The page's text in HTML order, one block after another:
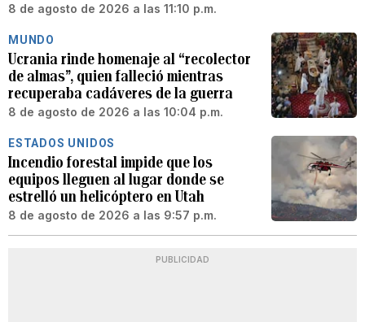
8 de agosto de 2026 a las 11:10 p.m.
MUNDO
Ucrania rinde homenaje al “recolector
de almas”, quien falleció mientras
recuperaba cadáveres de la guerra
8 de agosto de 2026 a las 10:04 p.m.
ESTADOS UNIDOS
Incendio forestal impide que los
equipos lleguen al lugar donde se
estrelló un helicóptero en Utah
8 de agosto de 2026 a las 9:57 p.m.
PUBLICIDAD